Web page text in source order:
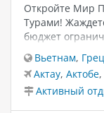
Откройте Мир
Турами!
бюджет
путешествие
сайте вы
самым
Вьетнам,
Актау, Актобе,
Активный